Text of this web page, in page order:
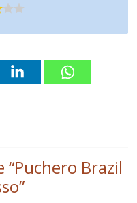
“Puchero Brazil
”